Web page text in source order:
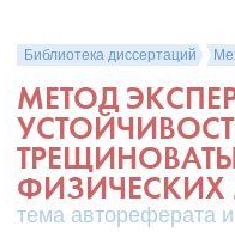
Библиотека диссертаций
МЕТОД
тема автореферата